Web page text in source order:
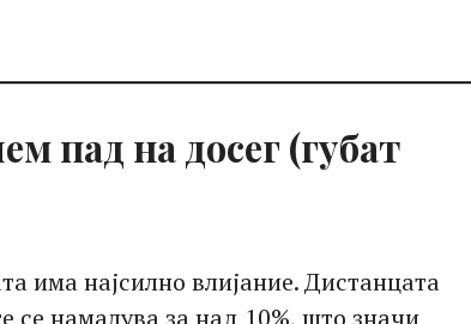
пад на досег (губат
има најсилно влијание. Дистанцата